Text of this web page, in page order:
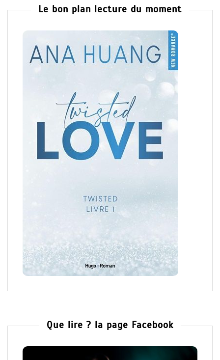
Le bon plan lecture du moment
Que lire ? la page Facebook